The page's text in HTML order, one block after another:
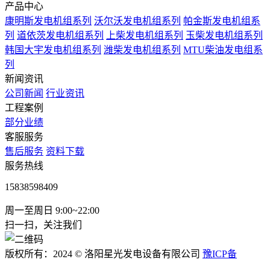
产品中心
康明斯发电机组系列 沃尔沃发电机组系列 帕金斯发电机组系
列 道依茨发电机组系列 上柴发电机组系列 玉柴发电机组系列
韩国大宇发电机组系列 潍柴发电机组系列 MTU柴油发电组系
列
新闻资讯
公司新闻 行业资讯
工程案例
部分业绩
客服服务
售后服务 资料下载
服务热线
15838598409
周一至周日 9:00~22:00
扫一扫，关注我们
版权所有：2024 © 洛阳星光发电设备有限公司 豫ICP备